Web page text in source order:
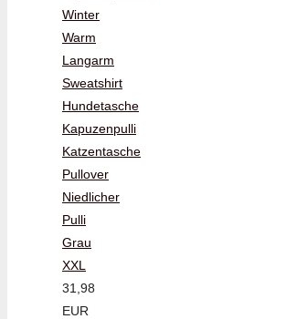
Winter
Warm
Langarm
Sweatshirt
Hundetasche
Kapuzenpulli
Katzentasche
Pullover
Niedlicher
Pulli
Grau
XXL
31,98
EUR